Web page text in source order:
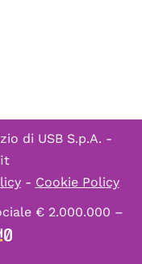
di USB S.p.A. -
- Cookie Policy
€ 2.000.000 –